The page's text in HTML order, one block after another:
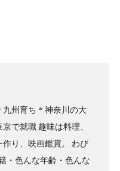
九州育ち＊神奈川の大
で就職 趣味は料理、
作り、映画鑑賞。 わび
・色んな年齢・色んな